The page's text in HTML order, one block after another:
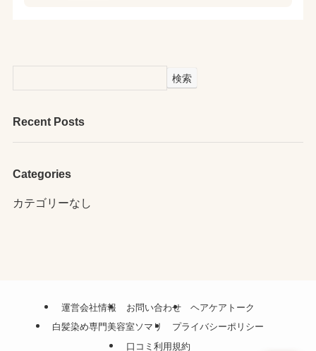
検索
Recent Posts
Categories
カテゴリーなし
運営会社情報 お問い合わせ
ヘアケアトーク
白髪染め専門美容室ソマリ
プライバシーポリシー
口コミ利用規約